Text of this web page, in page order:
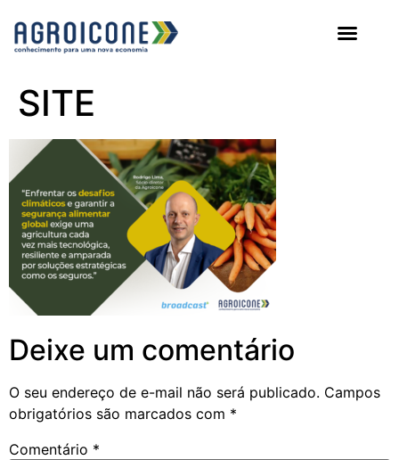
SITE
Deixe um comentário
O seu endereço de e-mail não será publicado. Campos
obrigatórios são marcados com *
Comentário *